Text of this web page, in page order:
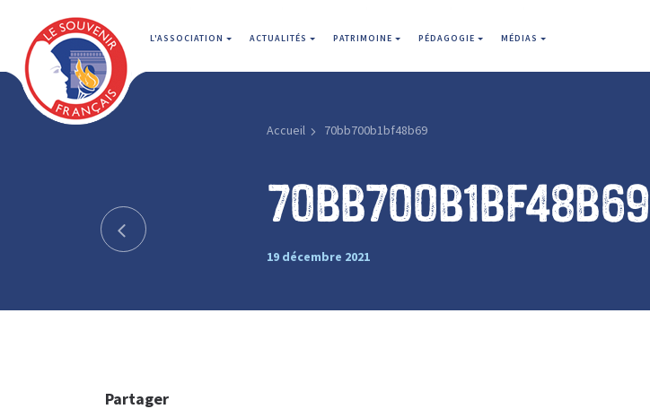
L'ASSOCIATION ACTUALITÉS PATRIMOINE PÉDAGOGIE MÉDIAS
Accueil 70bb700b1bf48b69
70bb700b1bf48b69
19 décembre 2021
Partager